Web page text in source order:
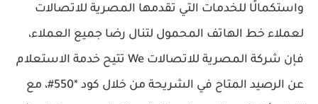
واستكمالًا للخدمات التي تقدمها المصرية للاتصالات
لعملاء خط الهاتف المحمول لتنال رضا جميع العملاء،
فإن شركة المصرية للاتصالات We تتيح خدمة الاستعلام
عن الرصيد المتاح في الشريحة من خلال كود *550#، مع